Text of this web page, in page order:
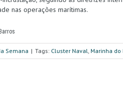
nas operações marítimas.
Semana | Tags: Cluster Naval, Marinha do